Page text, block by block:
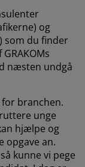
og
som du finder
næsten undgå
branchen.
unge
hjælpe og
opgave an.
kunne vi pege